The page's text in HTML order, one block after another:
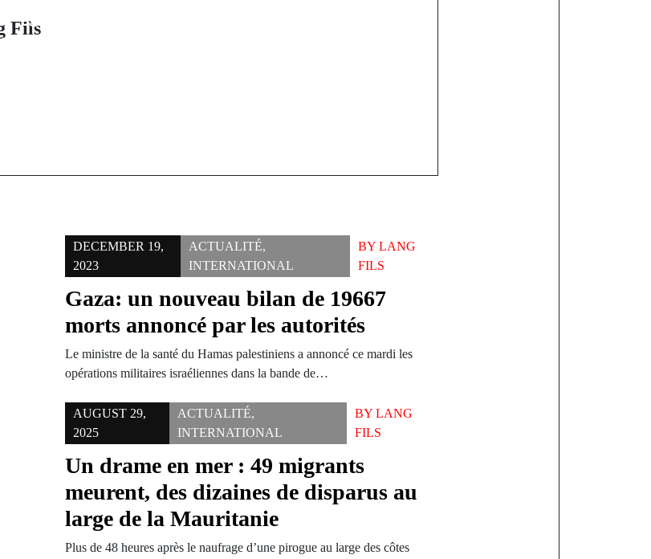
Fils
DECEMBER 19,
2023
ACTUALITÉ,
INTERNATIONAL
BY LANG
FILS
Gaza: un nouveau bilan de 19667
morts annoncé par les autorités
Le ministre de la santé du Hamas palestiniens a annoncé ce mardi les
opérations militaires israéliennes dans la bande de…
AUGUST 29,
2025
ACTUALITÉ,
INTERNATIONAL
BY LANG
FILS
Un drame en mer : 49 migrants
meurent, des dizaines de disparus au
large de la Mauritanie
Plus de 48 heures après le naufrage d’une pirogue au large des côtes